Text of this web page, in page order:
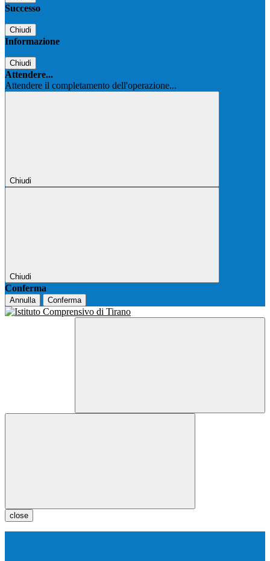
Successo
Chiudi
Informazione
Chiudi
Attendere...
Attendere il completamento dell'operazione...
Chiudi
Chiudi
Conferma
Annulla Conferma
close